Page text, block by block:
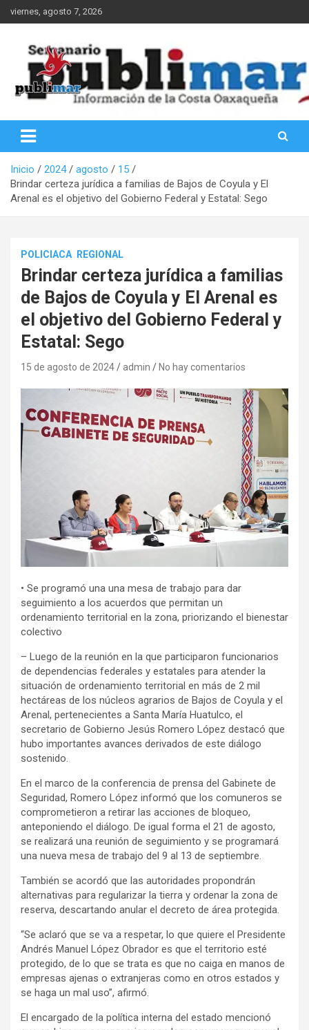
Saltar
al
viernes, agosto 7, 2026
PubliMar
Inicio 2024 agosto
15
Brindar certeza jurídica a familias de Bajos de Coyula y El
Arenal es el objetivo del Gobierno Federal y Estatal: Sego
POLICIACA REGIONAL
Brindar certeza jurídica a familias
de Bajos de Coyula y El Arenal es
el objetivo del Gobierno Federal y
Estatal: Sego
15 de agosto de 2024 admin No hay comentarios
• Se programó una una mesa de trabajo para dar
seguimiento a los acuerdos que permitan un
ordenamiento territorial en la zona, priorizando el bienestar
colectivo
– Luego de la reunión en la que participaron funcionarios
de dependencias federales y estatales para atender la
situación de ordenamiento territorial en más de 2 mil
hectáreas de los núcleos agrarios de Bajos de Coyula y el
Arenal, pertenecientes a Santa María Huatulco, el
secretario de Gobierno Jesús Romero López destacó que
hubo importantes avances derivados de este diálogo
sostenido.
En el marco de la conferencia de prensa del Gabinete de
Seguridad, Romero López informó que los comuneros se
comprometieron a retirar las acciones de bloqueo,
anteponiendo el diálogo. De igual forma el 21 de agosto,
se realizará una reunión de seguimiento y se programará
una nueva mesa de trabajo del 9 al 13 de septiembre.
También se acordó que las autoridades propondrán
alternativas para regularizar la tierra y ordenar la zona de
reserva, descartando anular el decreto de área protegida.
“Se aclaró que se va a respetar, lo que quiere el Presidente
Andrés Manuel López Obrador es que el territorio esté
protegido, de lo que se trata es que no caiga en manos de
empresas ajenas o extranjeras como en otros estados y
se haga un mal uso”, afirmó.
El encargado de la política interna del estado mencionó